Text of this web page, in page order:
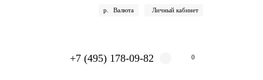
р. Валюта Личный кабинет
+7 (495) 178-09-82 0